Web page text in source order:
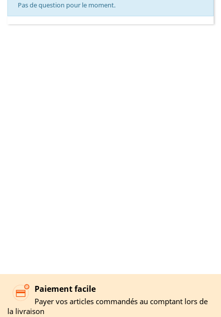
Pas de question pour le moment.
Paiement facile
Payer vos articles commandés au comptant lors de
la livraison